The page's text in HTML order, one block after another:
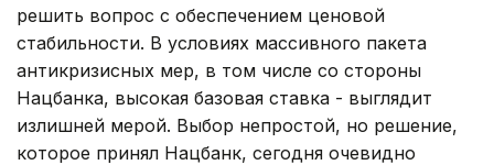
решить вопрос с обеспечением ценовой
стабильности. В условиях массивного пакета
антикризисных мер, в том числе со стороны
Нацбанка, высокая базовая ставка - выглядит
излишней мерой. Выбор непростой, но решение,
которое принял Нацбанк, сегодня очевидно